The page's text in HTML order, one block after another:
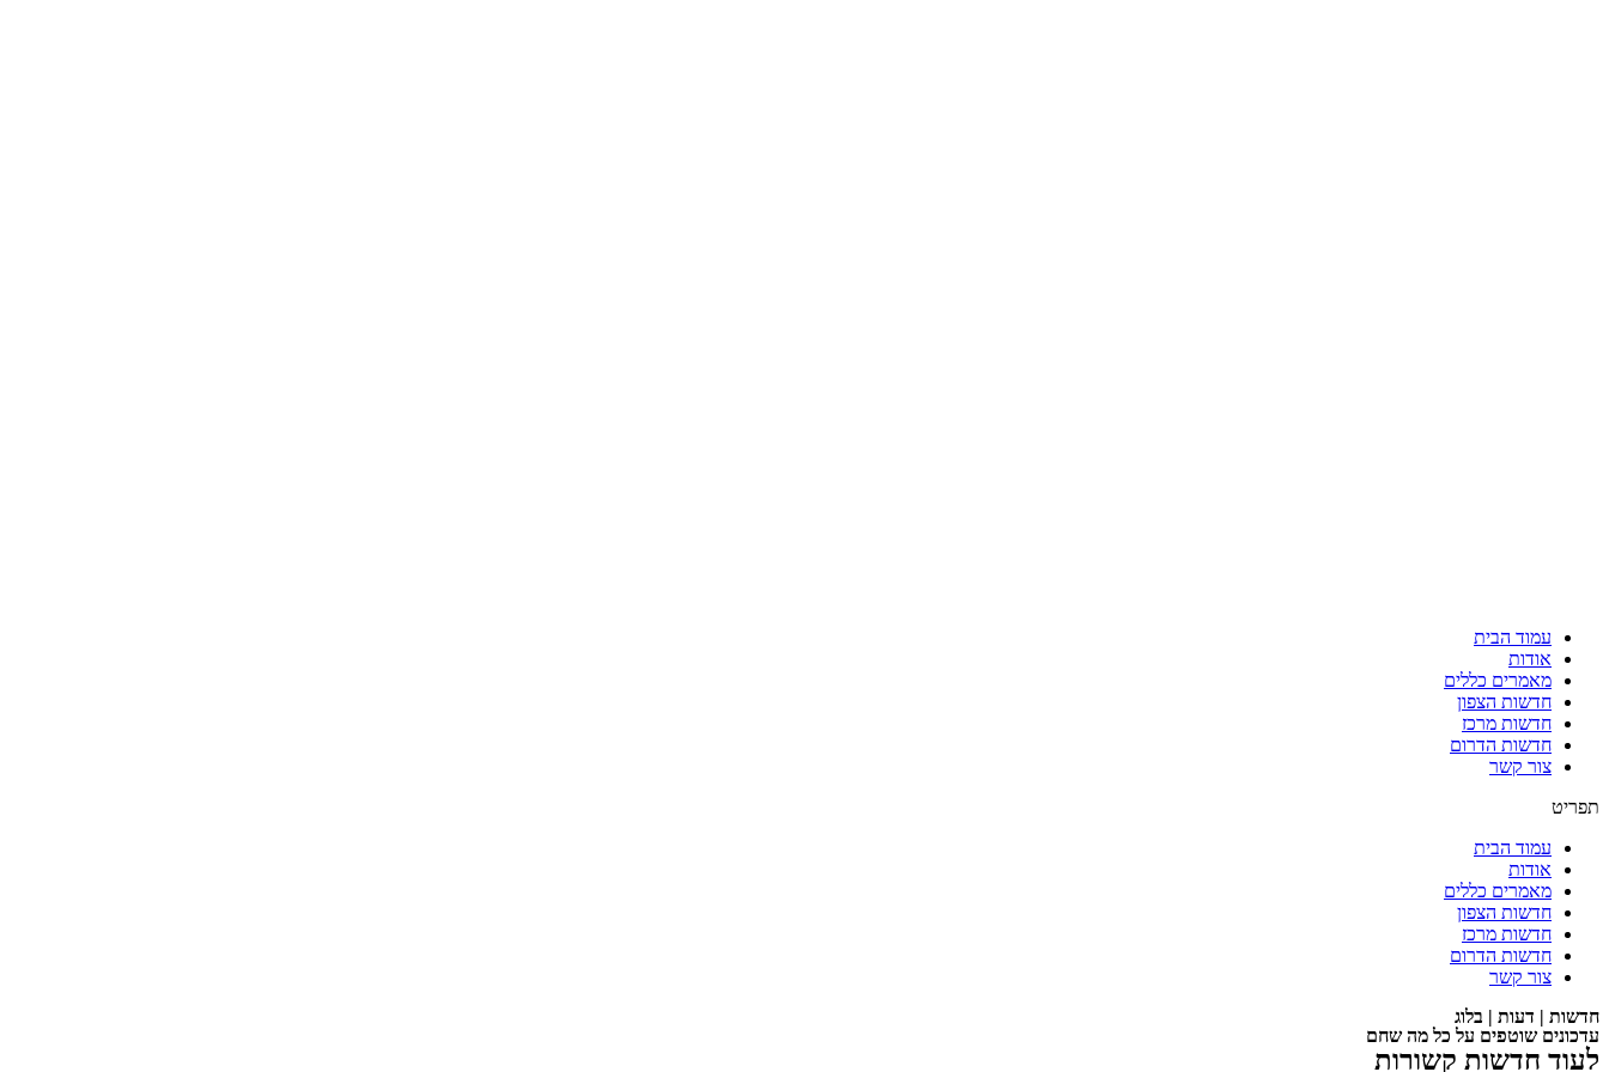
עמוד הבית
אודות
מאמרים כללים
חדשות הצפון
חדשות מרכז
חדשות הדרום
צור קשר
תפריט
עמוד הבית
אודות
מאמרים כללים
חדשות הצפון
חדשות מרכז
חדשות הדרום
צור קשר
חדשות | דעות | בלוג
עדכונים שוטפים על כל מה שחם
לעוד חדשות קשורות